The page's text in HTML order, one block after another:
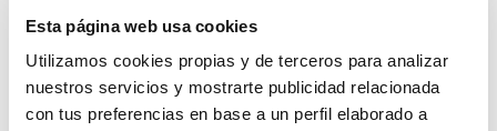
Esta página web usa cookies
Utilizamos cookies propias y de terceros para analizar
nuestros servicios y mostrarte publicidad relacionada
con tus preferencias en base a un perfil elaborado a